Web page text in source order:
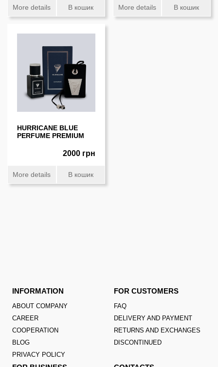
More details В кошик More details В кошик
HURRICANE BLUE
PERFUME PREMIUM
2000 грн
More details В кошик
INFORMATION
ABOUT COMPANY
CAREER
COOPERATION
BLOG
PRIVACY POLICY
FOR CUSTOMERS
FAQ
DELIVERY AND PAYMENT
RETURNS AND EXCHANGES
DISCONTINUED